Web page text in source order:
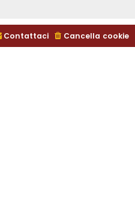
Cancella cookie
Contattaci